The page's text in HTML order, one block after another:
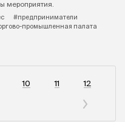
мероприятия.
#предприниматели
промышленная палата
10 11 12